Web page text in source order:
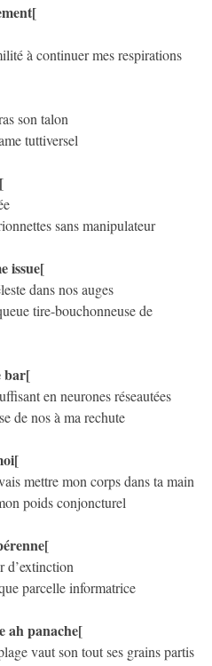
à continuer mes respirations
son talon
tuttiversel
sans manipulateur
issue[
dans nos auges
tire-bouchonneuse de
bar[
en neurones réseautées
de nos à ma rechute
mettre mon corps dans ta main
poids conjoncturel
d’extinction
parcelle informatrice
ah panache[
vaut son tout ses grains partis